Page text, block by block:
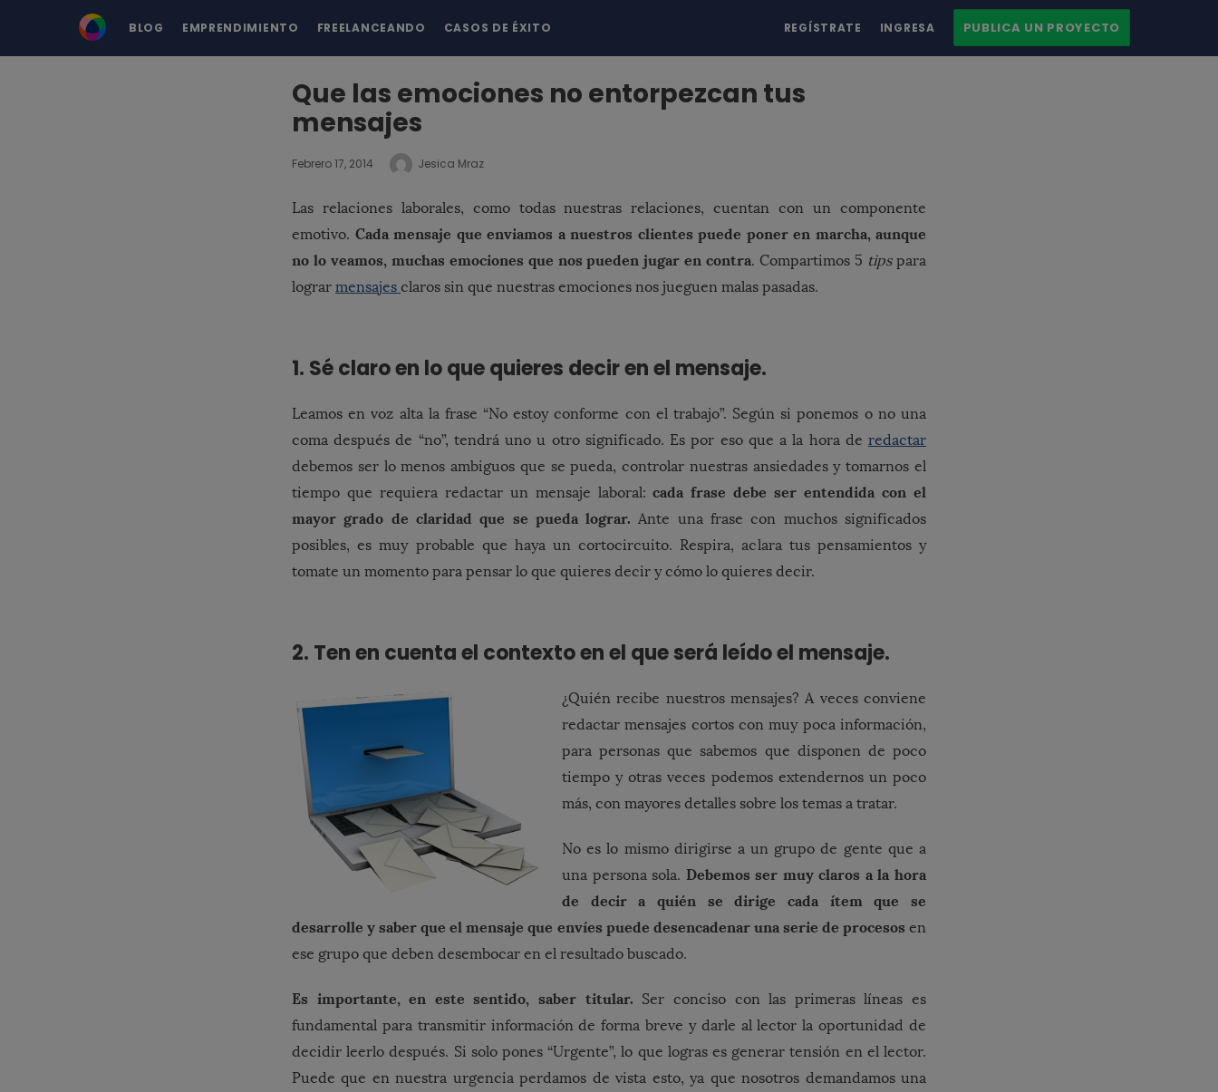
BLOG EMPRENDIMIENTO FREELANCEANDO CASOS DE ÉXITO REGÍSTRATE INGRESA PUBLICA UN PROYECTO
Que las emociones no entorpezcan tus
mensajes
Febrero 17, 2014 Jesica Mraz
Las relaciones laborales, como todas nuestras relaciones, cuentan con un componente
emotivo. Cada mensaje que enviamos a nuestros clientes puede poner en marcha, aunque
no lo veamos, muchas emociones que nos pueden jugar en contra. Compartimos 5 tipspara
lograr mensajes claros sin que nuestras emociones nos jueguen malas pasadas.
1. Sé claro en lo que quieres decir en el mensaje.
Leamos en voz alta la frase “No estoy conforme con el trabajo”. Según si ponemos o no una
coma después de “no”, tendrá uno u otro significado. Es por eso que a la hora de redactar
debemos ser lo menos ambiguos que se pueda, controlar nuestras ansiedades y tomarnos el
tiempo que requiera redactar un mensaje laboral:cada frase debe ser entendida con el
mayor grado de claridad que se pueda lograr. Ante una frase con muchos significados
posibles, es muy probable que haya un cortocircuito. Respira, aclara tus pensamientos y
tomate un momento para pensar lo que quieres decir y cómo lo quieres decir.
2. Ten en cuenta el contexto en el que será leído el mensaje.
¿Quién recibe nuestros mensajes? A veces conviene
redactar mensajes cortos con muy poca información,
para personas que sabemos que disponen de poco
tiempo y otras veces podemos extendernos un poco
más, con mayores detalles sobre los temas a tratar.
No es lo mismo dirigirse a un grupo de gente que a
una persona sola. Debemos ser muy claros a la hora
de decir a quién se dirige cada ítem que se
desarrolle y saber que el mensaje que envíes puede desencadenar una serie de procesos en
ese grupo que deben desembocar en el resultado buscado.
Es importante, en este sentido, saber titular. Ser conciso con las primeras líneas es
fundamental para transmitir información de forma breve y darle al lector la oportunidad de
decidir leerlo después. Si solo pones “Urgente”, lo que logras es generar tensión en el lector.
Puede que en nuestra urgencia perdamos de vista esto, ya que nosotros demandamos una